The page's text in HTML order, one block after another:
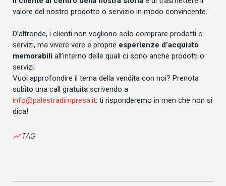
valore del nostro prodotto o servizio in modo convincente.
D’altronde, i clienti non vogliono solo comprare prodotti o
servizi, ma vivere vere e proprie esperienze d’acquisto
memorabili all’interno delle quali ci sono anche prodotti o
servizi.
Vuoi approfondire il tema della vendita con noi? Prenota
subito una call gratuita scrivendo a
info@palestradimpresa.it: ti risponderemo in men che non si
dica!
show_chartTAG